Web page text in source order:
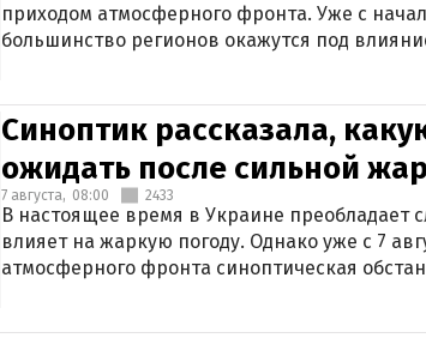
приходом атмосферного фронта. Уже с
большинство регионов окажутся под
Синоптик рассказала,
ожидать после сильной
7 августа, 08:00 2433
В настоящее время в Украине преобладает
влияет на жаркую погоду. Однако уже с 7
атмосферного фронта синоптическая